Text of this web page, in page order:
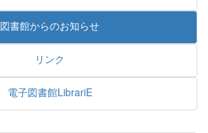
図書館からのお知らせ
リンク
電子図書館LibrariE